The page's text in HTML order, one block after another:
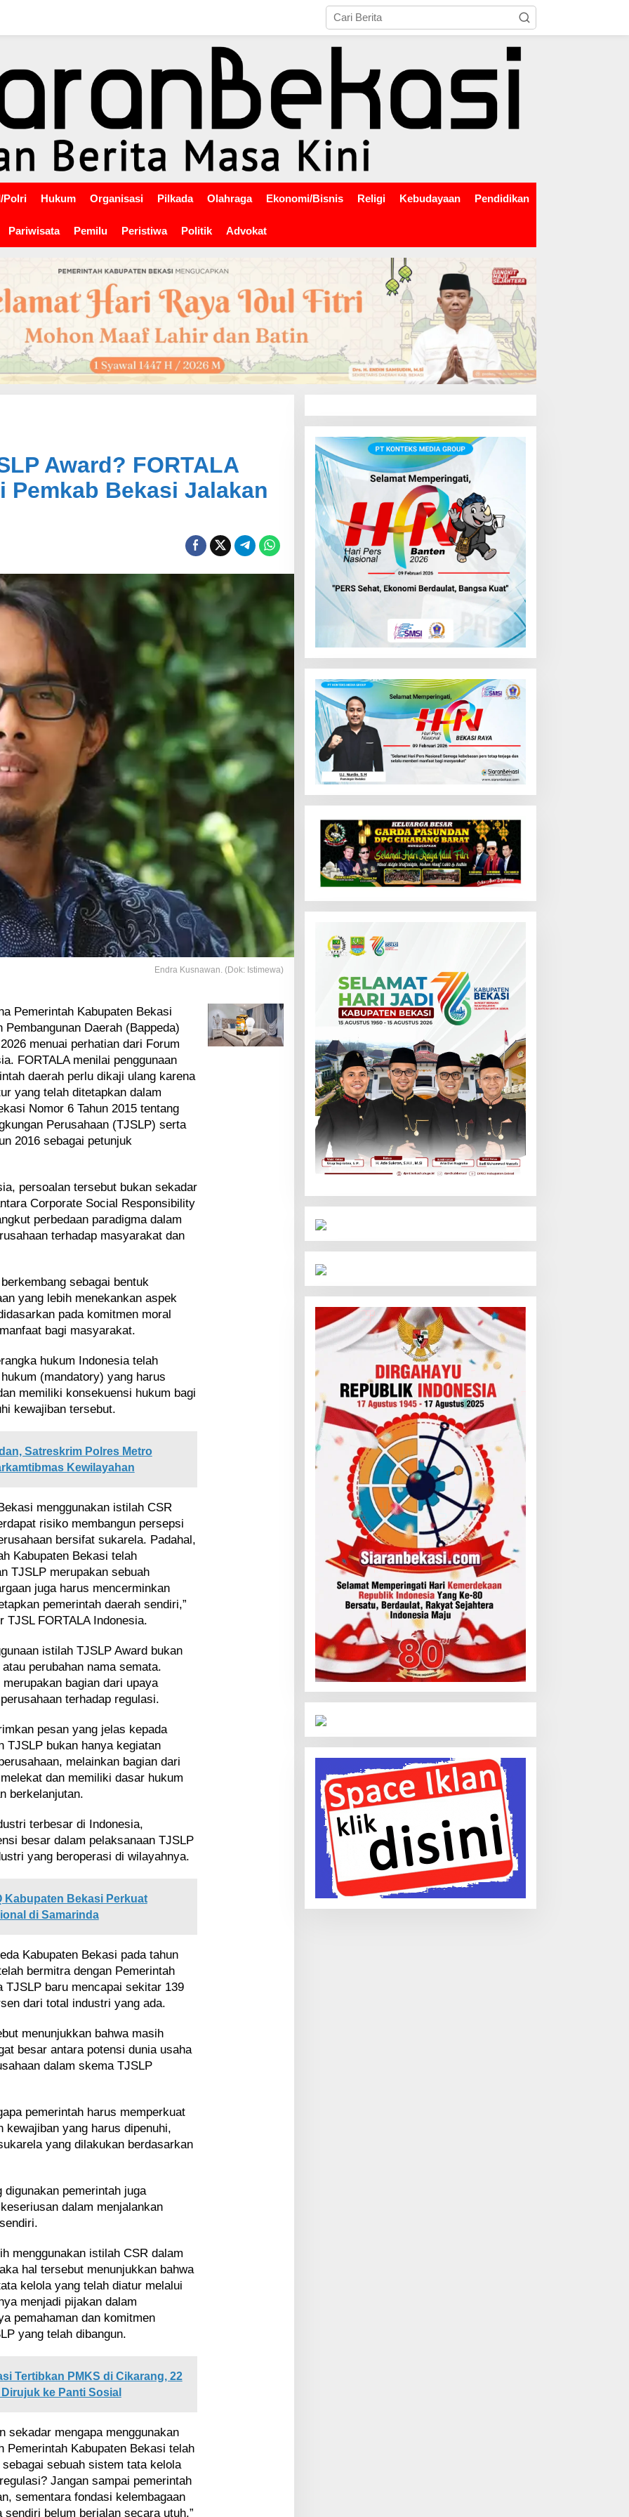
Polri Hukum Organisasi Pilkada Olahraga Ekonomi/Bisnis Religi Kebudayaan Pendidikan
Pariwisata Pemilu Peristiwa Politik Advokat
Award? FORTALA
Bekasi Jalakan
Endra Kusnawan. (Dok: Istimewa)
Pemerintah Kabupaten Bekasi
Daerah (Bappeda)
menuai perhatian dari Forum
FORTALA menilai penggunaan
daerah perlu dikaji ulang karena
yang telah ditetapkan dalam
Nomor 6 Tahun 2015 tentang
Perusahaan (TJSLP) serta
2016 sebagai petunjuk
persoalan tersebut bukan sekadar
Corporate Social Responsibility
perbedaan paradigma dalam
terhadap masyarakat dan
sebagai bentuk
yang lebih menekankan aspek
pada komitmen moral
bagi masyarakat.
hukum Indonesia telah
(mandatory) yang harus
memiliki konsekuensi hukum bagi
kewajiban tersebut.
Satreskrim Polres Metro
Kewilayahan
menggunakan istilah CSR
risiko membangun persepsi
bersifat sukarela. Padahal,
Kabupaten Bekasi telah
TJSLP merupakan sebuah
juga harus mencerminkan
pemerintah daerah sendiri,”
FORTALA Indonesia.
istilah TJSLP Award bukan
perubahan nama semata.
bagian dari upaya
terhadap regulasi.
pesan yang jelas kepada
TJSLP bukan hanya kegiatan
melainkan bagian dari
dan memiliki dasar hukum
berkelanjutan.
terbesar di Indonesia,
besar dalam pelaksanaan TJSLP
yang beroperasi di wilayahnya.
Kabupaten Bekasi Perkuat
di Samarinda
Kabupaten Bekasi pada tahun
bermitra dengan Pemerintah
TJSLP baru mencapai sekitar 139
dari total industri yang ada.
menunjukkan bahwa masih
besar antara potensi dunia usaha
dalam skema TJSLP
pemerintah harus memperkuat
kewajiban yang harus dipenuhi,
yang dilakukan berdasarkan
pemerintah juga
dalam menjalankan
menggunakan istilah CSR dalam
hal tersebut menunjukkan bahwa
kelola yang telah diatur melalui
menjadi pijakan dalam
pemahaman dan komitmen
yang telah dibangun.
Tertibkan PMKS di Cikarang, 22
ke Panti Sosial
sekadar mengapa menggunakan
Pemerintah Kabupaten Bekasi telah
sebuah sistem tata kelola
Jangan sampai pemerintah
sementara fondasi kelembagaan
belum berjalan secara utuh,”